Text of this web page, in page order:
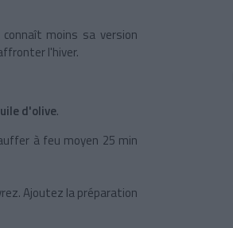
moins sa version
l'hiver.
d'olive.
à feu moyen 25 min
Ajoutez la préparation